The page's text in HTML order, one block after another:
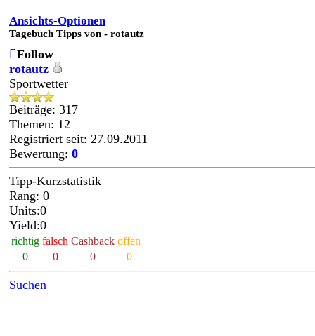
Ansichts-Optionen
Tagebuch Tipps von - rotautz
Follow
rotautz
Sportwetter
Beiträge: 317
Themen: 12
Registriert seit: 27.09.2011
Bewertung: 0
Tipp-Kurzstatistik
Rang: 0
Units:0
Yield:0
richtig falsch Cashback offen
0
0 0 0
Suchen